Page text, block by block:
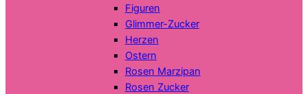
Figuren
Glimmer-Zucker
Herzen
Ostern
Rosen Marzipan
Rosen Zucker